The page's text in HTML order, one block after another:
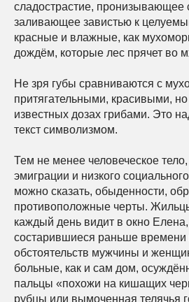
сладострастие, пронизывающее
заливающее завистью к
красные и влажные, как
дождём, которые лес прячет во
Не зря губы сравниваются с
притягательными, красивыми,
известных дозах грибами. Это
текст символизмом.
Тем не менее человеческое
эмиграции и низкого
можно сказать, обыденности,
противоположные черты.
каждый день видит в окно Елена,
состарившиеся раньше
обстоятельств мужчины и
больные, как и сам дом,
пальцы «похожи на кишащих
рубцы или вымоченная телячья